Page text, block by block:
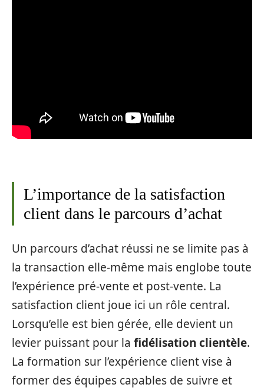
L’importance de la satisfaction
client dans le parcours d’achat
Un parcours d’achat réussi ne se limite pas à
la transaction elle-même mais englobe toute
l’expérience pré-vente et post-vente. La
satisfaction client joue ici un rôle central.
Lorsqu’elle est bien gérée, elle devient un
levier puissant pour la fidélisation clientèle.
La formation sur l’expérience client vise à
former des équipes capables de suivre et